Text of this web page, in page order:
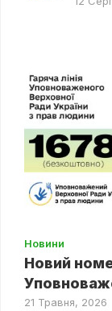
Новини
Новий
21 Травня, 2026